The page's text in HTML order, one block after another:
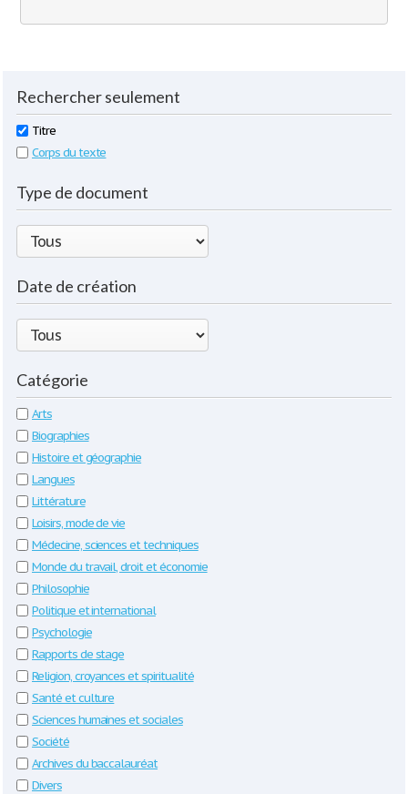
Rechercher seulement
Titre
Corps du texte
Type de document
Date de création
Catégorie
Arts
Biographies
Histoire et géographie
Langues
Littérature
Loisirs, mode de vie
Médecine, sciences et techniques
Monde du travail, droit et économie
Philosophie
Politique et international
Psychologie
Rapports de stage
Religion, croyances et spiritualité
Santé et culture
Sciences humaines et sociales
Société
Archives du baccalauréat
Divers